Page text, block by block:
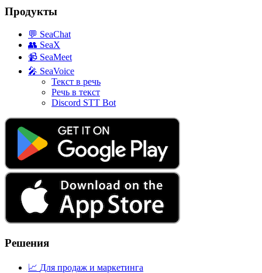
Продукты
💬 SeaChat
👥 SeaX
📹 SeaMeet
🎤 SeaVoice
Текст в речь
Речь в текст
Discord STT Bot
Решения
📈 Для продаж и маркетинга